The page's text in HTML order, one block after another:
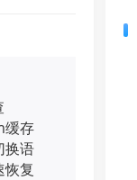
缓存
换语
复